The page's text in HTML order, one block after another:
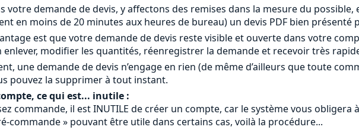
votre demande de devis, y affectons des remises dans la mesure du
en moins de 20 minutes aux heures de bureau) un devis PDF bien présenté
est que votre demande de devis reste visible et ouverte dans votre
enlever, modifier les quantités, réenregistrer la demande et recevoir très
une demande de devis n’engage en rien (de même d’ailleurs que toute
pouvez la supprimer à tout instant.
ce qui est... inutile :
commande, il est INUTILE de créer un compte, car le système vous obligera
commande » pouvant être utile dans certains cas, voilà la procédure...